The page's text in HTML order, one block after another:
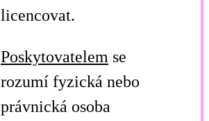
licencovat.
Poskytovatelem se
rozumí fyzická nebo
právnická osoba